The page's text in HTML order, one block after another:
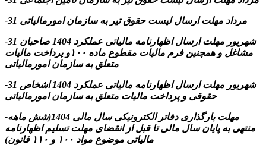
-31 مرداد مهلت ارسال ليست حقوق تیر به سازمان امورمالیاتی
-31 شهریور مهلت ارسال اظهارنامه مالیاتی عملکرد 1404 صاحبان
مشاغل و همچنین فرم مالیات مقطوع ماده ۱۰۰و پرداخت مالیات
متعلق به سازمان امورمالیاتی
-31 شهریور مهلت ارسال اظهارنامه مالیاتی عملکرد 1404 اشخاص
حقوقی و پرداخت مالیات متعلق به سازمان امورمالیاتی
-مهلت بارگذاری دفاتر الکترونیکی سال مالی 1404(شش ماهه
منتهی به پایان سال مالی تا قبل از انقضای مهلت تسلیم اظهارنامه
مالیاتی موضوع مواد ۱۰۰ و ۱۱۰ قانون)